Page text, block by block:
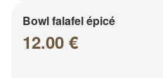
Bowl falafel épicé
12.00 €